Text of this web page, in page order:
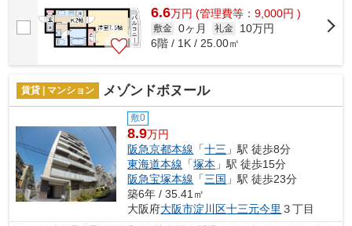
6.6万円 (管理費等：9,000円 )
敷金 0ヶ月 礼金
10万円
6階 / 1K / 25.00㎡
賃貸 | マンション メゾンドボヌール
敷0
8.9万円
阪急京都本線 「十三 」駅 徒歩8分
東海道本線 「塚本 」駅 徒歩15分
阪急宝塚本線 「三国 」駅 徒歩23分
築6年 / 35.41㎡
大阪府大阪市淀川区十三元今里 ３丁目